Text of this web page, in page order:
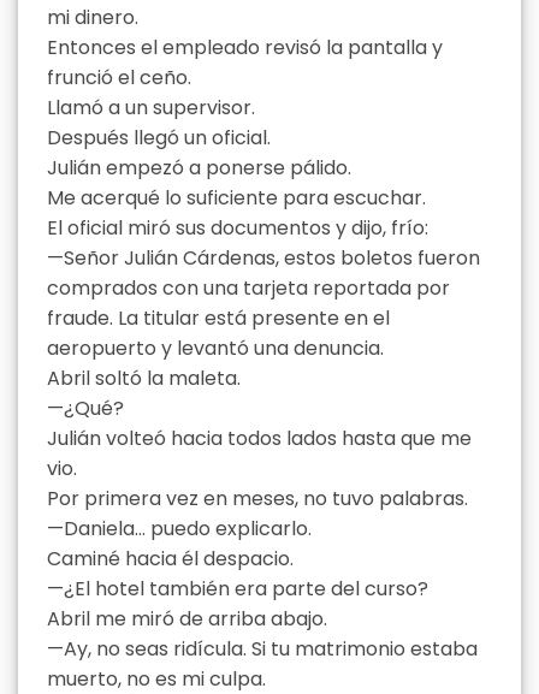
mi dinero.
Entonces el empleado revisó la pantalla y
frunció el ceño.
Llamó a un supervisor.
Después llegó un oficial.
Julián empezó a ponerse pálido.
Me acerqué lo suficiente para escuchar.
El oficial miró sus documentos y dijo, frío:
—Señor Julián Cárdenas, estos boletos fueron
comprados con una tarjeta reportada por
fraude. La titular está presente en el
aeropuerto y levantó una denuncia.
Abril soltó la maleta.
—¿Qué?
Julián volteó hacia todos lados hasta que me
vio.
Por primera vez en meses, no tuvo palabras.
—Daniela… puedo explicarlo.
Caminé hacia él despacio.
—¿El hotel también era parte del curso?
Abril me miró de arriba abajo.
—Ay, no seas ridícula. Si tu matrimonio estaba
muerto, no es mi culpa.